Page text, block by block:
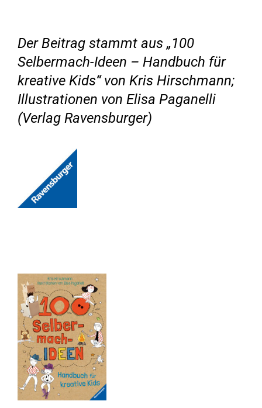
Der Beitrag stammt aus „100
Selbermach-Ideen – Handbuch für
kreative Kids“ von Kris Hirschmann;
Illustrationen von Elisa Paganelli
(Verlag Ravensburger)